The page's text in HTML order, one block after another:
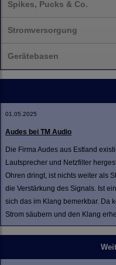
Spikes, Pucks & Co.
Stromversorgung
Gerätebasen
01.05.2025
Audes bei TM Audio
Die Firma Audes aus Estland
Lautsprecher und Netzfilter
Ohren dringt, ist nichts weiter als
die Verstärkung des Signals. Ist
sich das im Klang bemerkbar. Da
Strom säubern und den Klang